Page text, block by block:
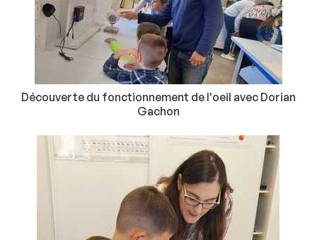
Découverte du fonctionnement de l'oeil avec Dorian
Gachon